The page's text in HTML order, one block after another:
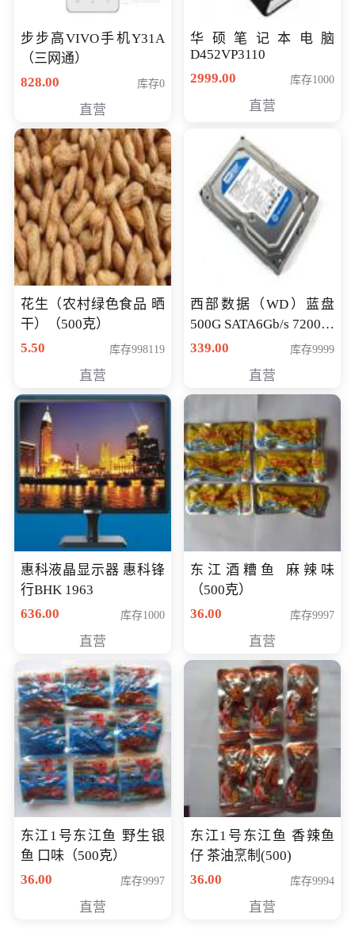
步步高VIVO手机Y31A
（三网通）
828.00
库存0
直营
华硕笔记本电脑
D452VP3110
2999.00
库存1000
直营
花生（农村绿色食品 晒
干）（500克）
5.50
库存998119
直营
西部数据（WD）蓝盘
500G SATA6Gb/s 7200转
16M 台式机硬盘
339.00 库存9999
直营
惠科液晶显示器 惠科锋
行BHK 1963
636.00
库存1000
直营
东江酒糟鱼 麻辣味
（500克）
36.00
库存9997
直营
东江1号东江鱼 野生银
鱼 口味（500克）
36.00
库存9997
直营
东江1号东江鱼 香辣鱼
仔 茶油烹制(500)
36.00
库存9994
直营